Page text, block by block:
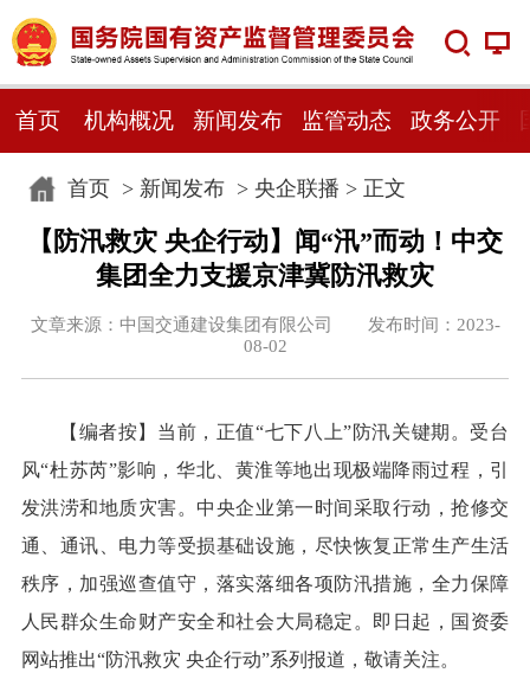
首页 机构概况 新闻发布 监管动态 政务公开
首页> 新闻发布> 央企联播 > 正文
【防汛救灾 央企行动】闻“汛”而动！中交
集团全力支援京津冀防汛救灾
文章来源：中国交通建设集团有限公司 发布时间：2023-
08-02
【编者按】 当前，正值“七下八上”防汛关键期。受台
风“杜苏芮”影响，华北、黄淮等地出现极端降雨过程，引
发洪涝和地质灾害。中央企业第一时间采取行动，抢修交
通、通讯、电力等受损基础设施，尽快恢复正常生产生活
秩序，加强巡查值守，落实落细各项防汛措施，全力保障
人民群众生命财产安全和社会大局稳定。即日起，国资委
网站推出“防汛救灾 央企行动”系列报道，敬请关注。